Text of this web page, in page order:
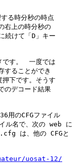
る時分秒の時点
右上の時分秒の
続けて「D」キー
す。　一度では
することができ
下です。そうす
のデコード結果
用のCFGファイル
名で、次の web に
は、他の CFGと
uosat-12/